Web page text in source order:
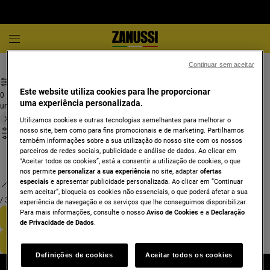
0
undefined
/ 3
Este website utiliza cookies para lhe proporcionar
uma experiência personalizada.
Utilizamos cookies e outras tecnologias semelhantes para melhorar o
nosso site, bem como para fins promocionais e de marketing. Partilhamos
também informações sobre a sua utilização do nosso site com os nossos
parceiros de redes sociais, publicidade e análise de dados. Ao clicar em
"Aceitar todos os cookies”, está a consentir a utilização de cookies, o que
nos permitepersonalizar a sua experiênciano site, adaptarofertas
especiaise apresentar publicidade personalizada. Ao clicar em “Continuar
sem aceitar”, bloqueia os cookies não essenciais, o que poderá afetar a sua
experiência de navegação e os serviços que lhe conseguimos disponibilizar.
Para mais informações, consulte o nossoAviso de Cookies e aDeclaração
de Privacidade de Dados.
Definições de cookies Aceitar todos os cookies
Continuar sem aceitar